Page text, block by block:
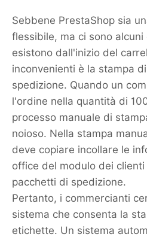
Sebbene PrestaShop sia
flessibile, ma ci sono
esistono dall'inizio del
inconvenienti è la stampa
spedizione. Quando un
l'ordine nella quantità di
processo manuale di
noioso. Nella stampa
deve copiare incollare le
office del modulo dei
pacchetti di spedizione.
Pertanto, i commercianti
sistema che consenta la
etichette. Un sistema